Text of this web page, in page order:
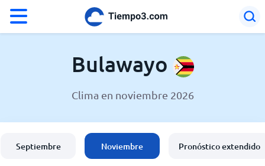
El clima en Bulawayo
Bulawayo
Clima en noviembre 2026
Septiembre Noviembre Pronóstico extendido